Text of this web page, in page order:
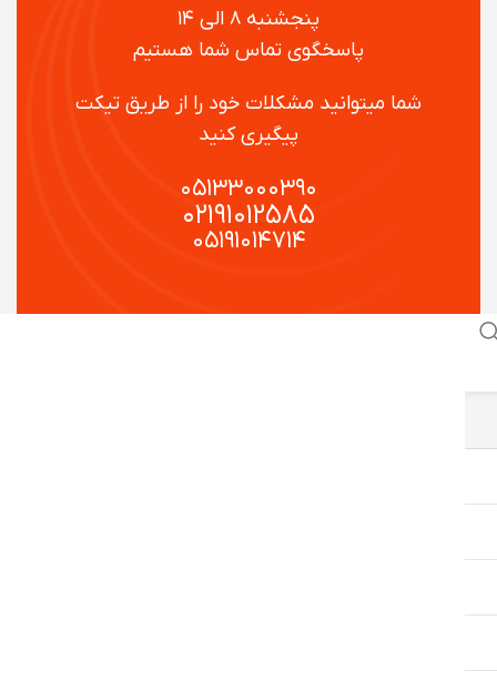
پنجشنبه ۸ الی ۱۴
پاسخگوی تماس شما هستیم
شما میتوانید مشکلات خود را از طریق تیکت
پیگیری کنید
۰۵۱۳۳۰۰۰۳۹۰
۰۲۱۹۱۰۱۲۵۸۵
۰۵۱۹۱۰۱۴۷۱۴